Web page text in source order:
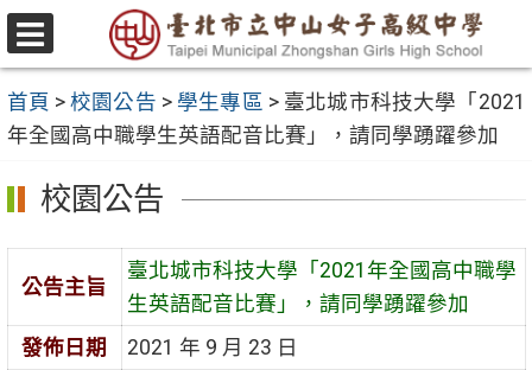
跳
至
要
內
容
區
選
單
首頁 >校園公告 > 學生專區 > 臺北城市科技大學「2021
年全國高中職學生英語配音比賽」，請同學踴躍參加
校園公告
公告主旨
臺北城市科技大學「2021年全國高中職學
生英語配音比賽」，請同學踴躍參加
發佈日期
2021 年 9 月 23 日